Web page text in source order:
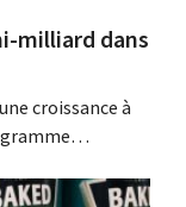
milliard dans
croissance à
devons saisir